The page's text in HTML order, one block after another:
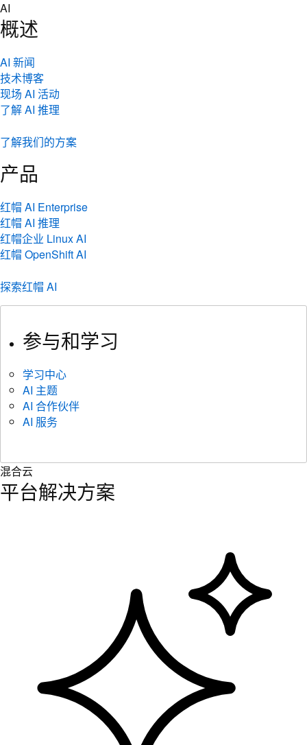
Skip
to
content
AI
概述
AI 新闻
技术博客
现场 AI 活动
了解 AI 推理
了解我们的方案
产品
红帽 AI Enterprise
红帽 AI 推理
红帽企业 Linux AI
红帽 OpenShift AI
探索红帽 AI
参与和学习
学习中心
AI 主题
AI 合作伙伴
AI 服务
混合云
平台解决方案